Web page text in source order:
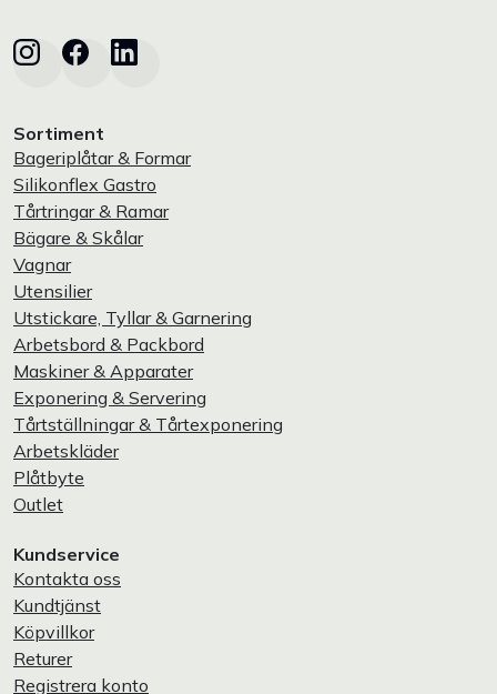
Sortiment
Bageriplåtar & Formar
Silikonflex Gastro
Tårtringar & Ramar
Bägare & Skålar
Vagnar
Utensilier
Utstickare, Tyllar & Garnering
Arbetsbord & Packbord
Maskiner & Apparater
Exponering & Servering
Tårtställningar & Tårtexponering
Arbetskläder
Plåtbyte
Outlet
Kundservice
Kontakta oss
Kundtjänst
Köpvillkor
Returer
Registrera konto